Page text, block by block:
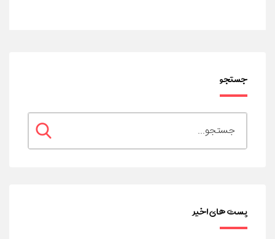
جستجو
پست های اخیر